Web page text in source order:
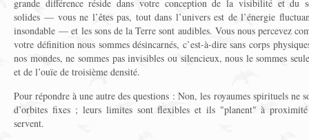
grande différence réside dans votre conception de la visibilité et du
solides — vous ne l’êtes pas, tout dans l’univers est de l’énergie
insondable — et les sons de la Terre sont audibles. Vous nous percevez
votre définition nous sommes désincarnés, c’est-à-dire sans corps
nos mondes, ne sommes pas invisibles ou silencieux, nous le sommes
et de l’ouïe de troisième densité.
Pour répondre à une autre des questions : Non, les royaumes spirituels ne
d’orbites fixes ; leurs limites sont flexibles et ils "planent" à proximité
servent.